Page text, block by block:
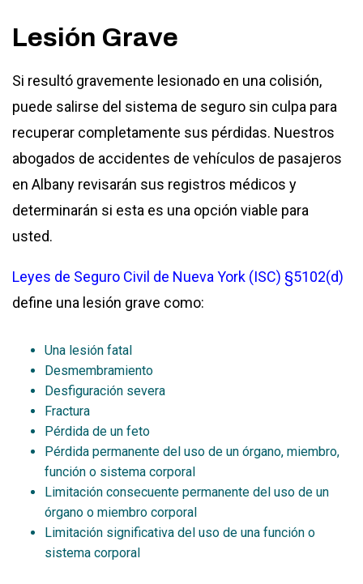
Lesión Grave
Si resultó gravemente lesionado en una colisión,
puede salirse del sistema de seguro sin culpa para
recuperar completamente sus pérdidas. Nuestros
abogados de accidentes de vehículos de pasajeros
en Albany revisarán sus registros médicos y
determinarán si esta es una opción viable para
usted.
Leyes de Seguro Civil de Nueva York (ISC) §5102(d)
define una lesión grave como:
Una lesión fatal
Desmembramiento
Desfiguración severa
Fractura
Pérdida de un feto
Pérdida permanente del uso de un órgano, miembro,
función o sistema corporal
Limitación consecuente permanente del uso de un
órgano o miembro corporal
Limitación significativa del uso de una función o
sistema corporal